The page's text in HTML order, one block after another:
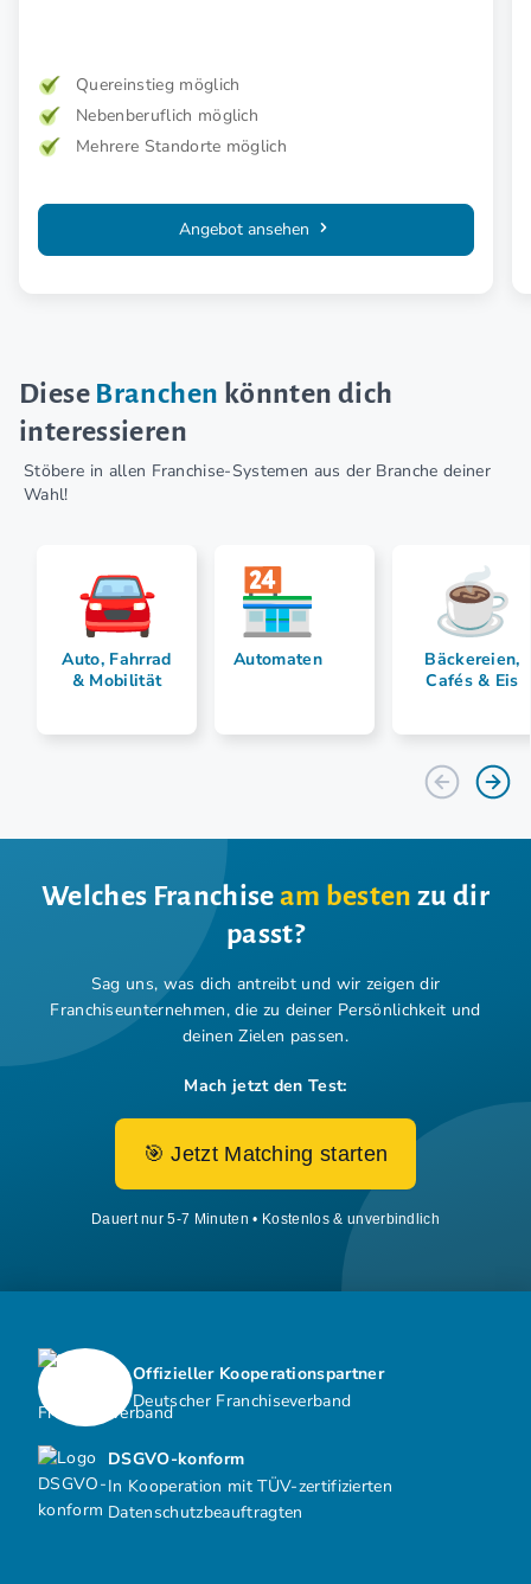
Quereinstieg möglich
Nebenberuflich möglich
Mehrere Standorte möglich
Angebot ansehen
Diese Branchen könnten dich
interessieren
Stöbere in allen Franchise-Systemen aus der Branche deiner
Wahl!
Auto, Fahrrad
& Mobilität
Automaten
Bäckereien,
Cafés & Eis
Welches Franchiseam besten zu dir
passt?
Sag uns, was dich antreibt und wir zeigen dir
Franchiseunternehmen, die zu deiner Persönlichkeit und
deinen Zielen passen.
Mach jetzt den Test:
🎯 Jetzt Matching starten
Dauert nur 5-7 Minuten • Kostenlos & unverbindlich
DSGVO-konform
In Kooperation mit TÜV-zertifizierten
Datenschutzbeauftragten
Offizieller Kooperationspartner
Deutscher Franchiseverband